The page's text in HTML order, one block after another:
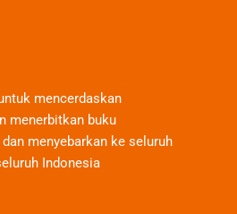
mencerdaskan
menerbitkan buku
menyebarkan ke seluruh
Indonesia